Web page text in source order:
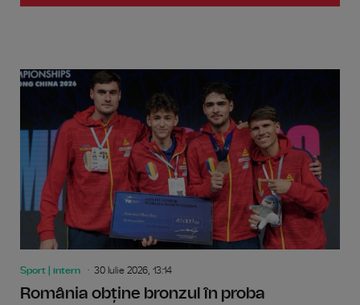
Sport | intern 30 Iulie 2026, 13:14
România obține bronzul în proba